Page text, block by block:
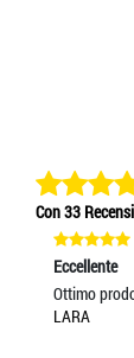
Con 33
Eccellente
Ottimo
LARA